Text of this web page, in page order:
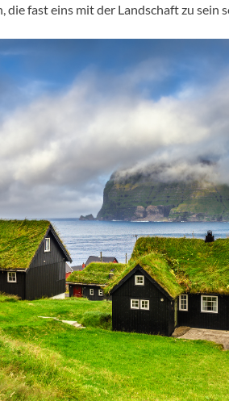
die fast eins mit der Landschaft zu sein